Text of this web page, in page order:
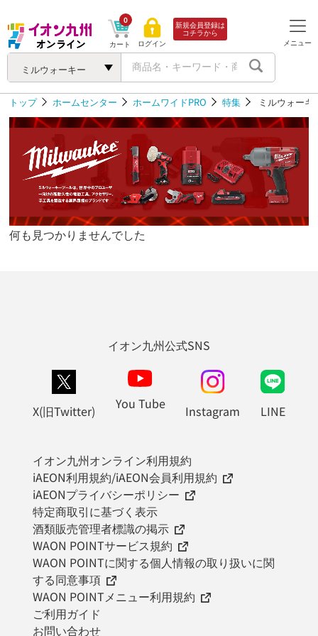
ミルウォーキー
カート
0
ログイン
新規会員登録は
コチラから
メニュー
トップ ホームセンター ホームワイドPRO 特集 ミルウォーキ
何も見つかりませんでした
イオン九州公式SNS
X(旧Twitter) You Tube Instagram LINE
イオン九州オンライン利用規約
iAEON利用規約/iAEON会員利用規約
iAEONプライバシーポリシー
特定商取引に基づく表示
酒類販売管理者標識の掲示
WAON POINTサービス規約
WAON POINTに関する個人情報の取り扱いに関
する同意事項
WAON POINTメニュー利用規約
ご利用ガイド
お問い合わせ